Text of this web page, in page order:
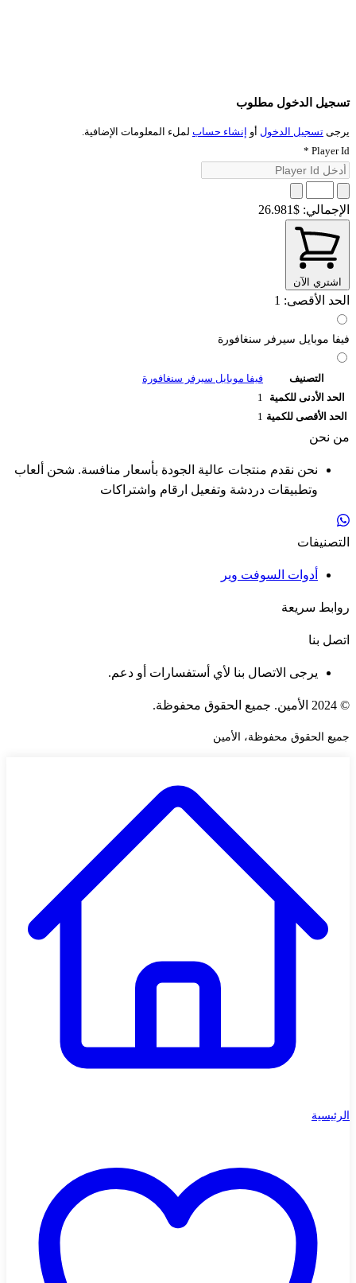
تسجيل الدخول مطلوب
يرجى تسجيل الدخول أو إنشاء حساب لملء المعلومات الإضافية.
Player Id
*
الإجمالي: $26.981
اشتري الآن
الحد الأقصى: 1
فيفا موبايل سيرفر سنغافورة
التصنيف
فيفا موبايل سيرفر سنغافورة
الحد الأدنى للكمية
1
الحد الأقصى للكمية 1
من نحن
نحن نقدم منتجات عالية الجودة بأسعار منافسة. شحن ألعاب
وتطبيقات دردشة وتفعيل ارقام واشتراكات
التصنيفات
أدوات السوفت وير
روابط سريعة
اتصل بنا
يرجى الاتصال بنا لأي أستفسارات أو دعم.
© 2024 الأمين. جميع الحقوق محفوظة.
جميع الحقوق محفوظة، الأمين
الرئيسية